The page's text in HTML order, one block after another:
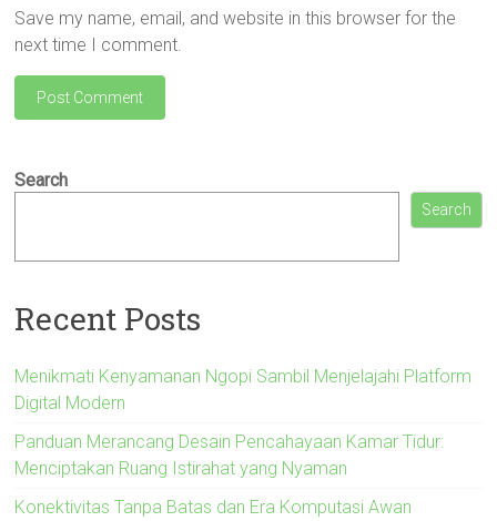
Save my name, email, and website in this browser for the
next time I comment.
Search
Search
Recent Posts
Menikmati Kenyamanan Ngopi Sambil Menjelajahi Platform
Digital Modern
Panduan Merancang Desain Pencahayaan Kamar Tidur:
Menciptakan Ruang Istirahat yang Nyaman
Konektivitas Tanpa Batas dan Era Komputasi Awan